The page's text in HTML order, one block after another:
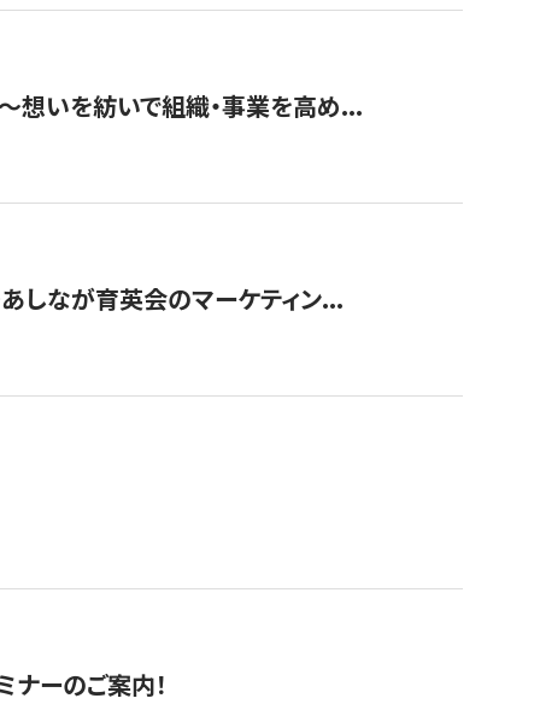
〜想いを紡いで組織・事業を高め...
あしなが育英会のマーケティン...
ナーのご案内！